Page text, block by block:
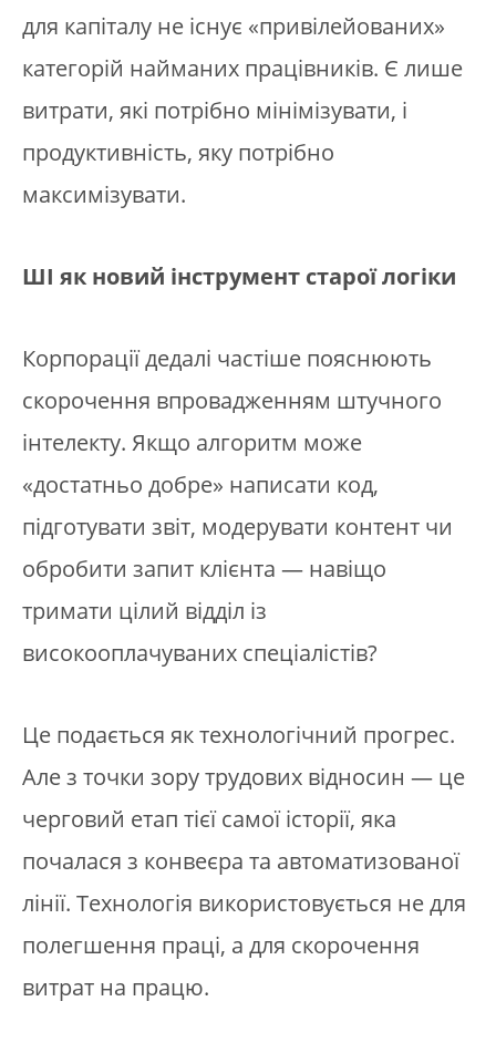
для капіталу не існує «привілейованих»
категорій найманих працівників. Є лише
витрати, які потрібно мінімізувати, і
продуктивність, яку потрібно
максимізувати.
ШІ як новий інструмент старої логіки
Корпорації дедалі частіше пояснюють
скорочення впровадженням штучного
інтелекту. Якщо алгоритм може
«достатньо добре» написати код,
підготувати звіт, модерувати контент чи
обробити запит клієнта — навіщо
тримати цілий відділ із
високооплачуваних спеціалістів?
Це подається як технологічний прогрес.
Але з точки зору трудових відносин — це
черговий етап тієї самої історії, яка
почалася з конвеєра та автоматизованої
лінії. Технологія використовується не для
полегшення праці, а для скорочення
витрат на працю.